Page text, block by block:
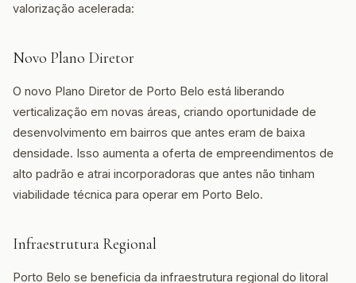
valorização acelerada:
Novo Plano Diretor
O novo Plano Diretor de Porto Belo está liberando
verticalização em novas áreas, criando oportunidade de
desenvolvimento em bairros que antes eram de baixa
densidade. Isso aumenta a oferta de empreendimentos de
alto padrão e atrai incorporadoras que antes não tinham
viabilidade técnica para operar em Porto Belo.
Infraestrutura Regional
Porto Belo se beneficia da infraestrutura regional do litoral